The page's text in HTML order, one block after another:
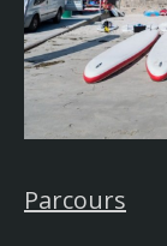
Parcours